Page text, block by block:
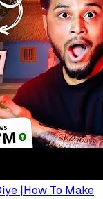
|How To Make